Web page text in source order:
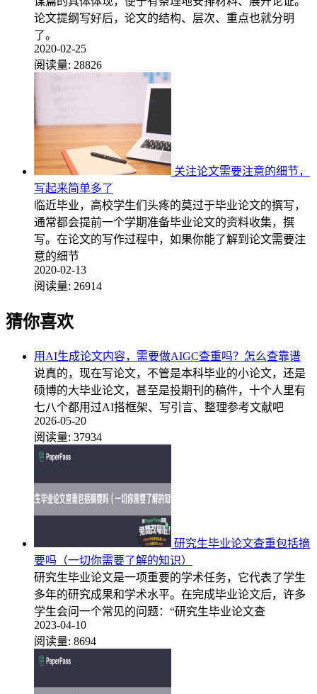
论文提纲写好后，论文的结构、层次、重点也就分明
了。
2020-02-25
阅读量: 28826
关注论文需要注意的细节，
写起来简单多了
临近毕业，高校学生们头疼的莫过于毕业论文的撰写，
通常都会提前一个学期准备毕业论文的资料收集，撰
写。在论文的写作过程中，如果你能了解到论文需要注
意的细节
2020-02-13
阅读量: 26914
猜你喜欢
用AI生成论文内容，需要做AIGC查重吗？怎么查靠谱
说真的，现在写论文，不管是本科毕业的小论文，还是
硕博的大毕业论文，甚至是投期刊的稿件，十个人里有
七八个都用过AI搭框架、写引言、整理参考文献吧
2026-05-20
阅读量: 37934
研究生毕业论文查重包括摘
要吗（一切你需要了解的知识）
研究生毕业论文是一项重要的学术任务，它代表了学生
多年的研究成果和学术水平。在完成毕业论文后，许多
学生会问一个常见的问题：“研究生毕业论文查
2023-04-10
阅读量: 8694